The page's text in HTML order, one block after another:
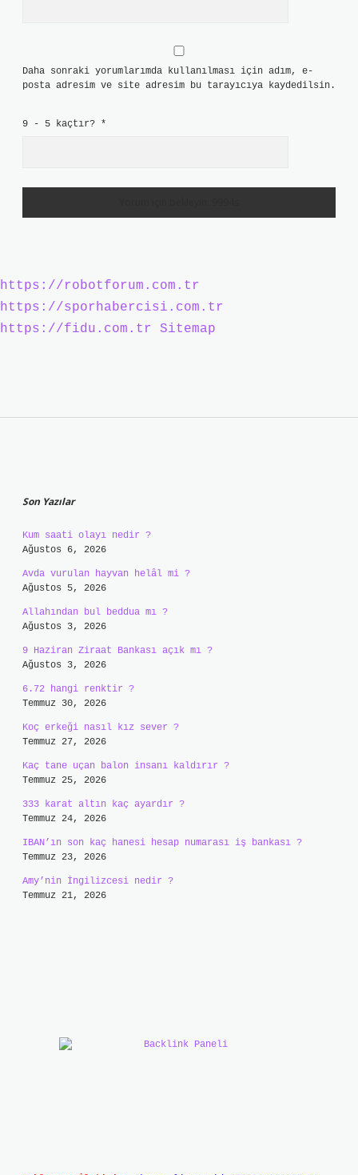
Daha sonraki yorumlarımda kullanılması için adım, e-
posta adresim ve site adresim bu tarayıcıya kaydedilsin.
9 - 5 kaçtır? *
https://robotforum.com.tr
https://sporhabercisi.com.tr
https://fidu.com.tr
Sitemap
Son Yazılar
Kum saati olayı nedir ?
Ağustos 6, 2026
Avda vurulan hayvan helâl mi ?
Ağustos 5, 2026
Allahından bul beddua mı ?
Ağustos 3, 2026
9 Haziran Ziraat Bankası açık mı ?
Ağustos 3, 2026
6.72 hangi renktir ?
Temmuz 30, 2026
Koç erkeği nasıl kız sever ?
Temmuz 27, 2026
Kaç tane uçan balon insanı kaldırır ?
Temmuz 25, 2026
333 karat altın kaç ayardır ?
Temmuz 24, 2026
IBAN’ın son kaç hanesi hesap numarası iş bankası ?
Temmuz 23, 2026
Amy’nin İngilizcesi nedir ?
Temmuz 21, 2026